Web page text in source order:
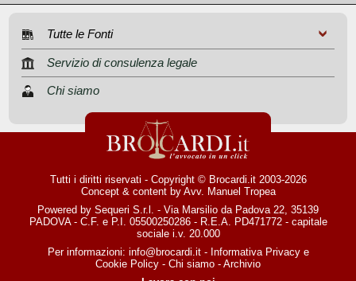
Tutte le Fonti
Servizio di consulenza legale
Chi siamo
Tutti i diritti riservati - Copyright © Brocardi.it 2003-2026
Concept & content by Avv. Manuel Tropea
Powered by Sequeri S.r.l. - Via Marsilio da Padova 22, 35139
PADOVA - C.F. e P.I. 05500250286 - R.E.A. PD471772 - capitale
sociale i.v. 20.000
Per informazioni: info@brocardi.it- Informativa Privacye
Cookie Policy - Chi siamo - Archivio